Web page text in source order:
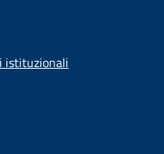
istituzionali